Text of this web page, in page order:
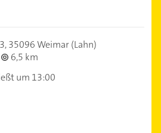
35096 Weimar (Lahn)
6,5 km
um 13:00